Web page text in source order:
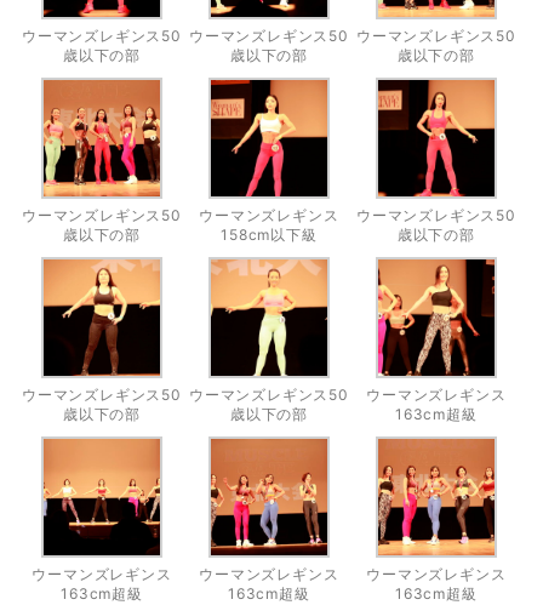
ウーマンズレギンス50
歳以下の部
ウーマンズレギンス50
歳以下の部
ウーマンズレギンス50
歳以下の部
ウーマンズレギンス50
歳以下の部
ウーマンズレギンス
158cm以下級
ウーマンズレギンス50
歳以下の部
ウーマンズレギンス50
歳以下の部
ウーマンズレギンス50
歳以下の部
ウーマンズレギンス
163cm超級
ウーマンズレギンス
163cm超級
ウーマンズレギンス
163cm超級
ウーマンズレギンス
163cm超級